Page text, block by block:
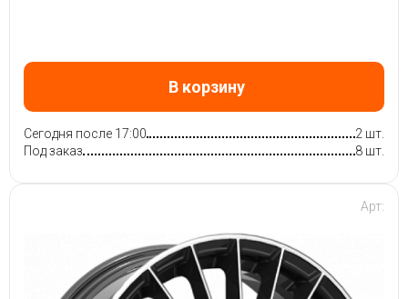
В корзину
Сегодня после 17:00
2 шт.
Под заказ
8 шт.
Арт: